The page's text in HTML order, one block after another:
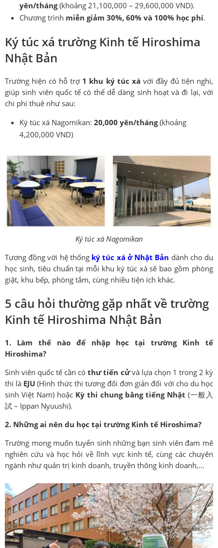
yên/tháng(khoảng 21,100,000 – 29,600,000 VND).
Chương trình miễn giảm 30%, 60% và 100% học phí.
Ký túc xá trường Kinh tế Hiroshima
Nhật Bản
Trường hiện có hỗ trợ 1 khu ký túc xá với đầy đủ tiện nghi,
giúp sinh viên quốc tế có thể dễ dàng sinh hoạt và đi lại, với
chi phí thuê như sau:
Ký túc xá Nagomikan: 20,000 yên/tháng(khoảng
4,200,000 VND)
Ký túc xá Nagomikan
Tương đồng với hệ thống ký túc xá ở Nhật Bản dành cho du
học sinh, tiêu chuẩn tại mỗi khu ký túc xá sẽ bao gồm phòng
giặt, khu bếp, phòng tắm, cùng nhiều tiện ích khác.
5 câu hỏi thường gặp nhất về trường
Kinh tế Hiroshima Nhật Bản
1. Làm thế nào để nhập học tại trường Kinh tế
Hiroshima?
Sinh viên quốc tế cần cóthư tiến cửvà lựa chọn 1 trong 2 kỳ
thi là EJU (Hình thức thi tương đối đơn giản đối với cho du học
sinh Việt Nam) hoặc Kỳ thi chung bằng tiếng Nhật (一般入
試 – Ippan Nyuushi).
2. Những ai nên du học tại trường Kinh tế Hiroshima?
Trường mong muốn tuyển sinh những bạn sinh viên đam mê
nghiên cứu và học hỏi về lĩnh vực kinh tế, cùng các chuyên
ngành như quản trị kinh doanh, truyền thông kinh doanh,…